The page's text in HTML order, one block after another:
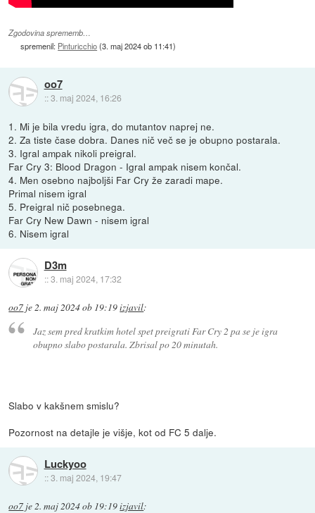
Zgodovina sprememb…
spremenil: Pinturicchio(3. maj 2024 ob 11:41)
oo7
::3. maj 2024, 16:26
1. Mi je bila vredu igra, do mutantov naprej ne.
2. Za tiste čase dobra. Danes nič več se je obupno postarala.
3. Igral ampak nikoli preigral.
Far Cry 3: Blood Dragon - Igral ampak nisem končal.
4. Men osebno najboljši Far Cry že zaradi mape.
Primal nisem igral
5. Preigral nič posebnega.
Far Cry New Dawn - nisem igral
6. Nisem igral
D3m
::3. maj 2024, 17:32
oo7 je2. maj 2024 ob 19:19izjavil:
Jaz sem pred kratkim hotel spet preigrati Far Cry 2 pa se je igra
obupno slabo postarala. Zbrisal po 20 minutah.
Slabo v kakšnem smislu?
Pozornost na detajle je višje, kot od FC 5 dalje.
Luckyoo
::3. maj 2024, 19:47
oo7 je2. maj 2024 ob 19:19izjavil: